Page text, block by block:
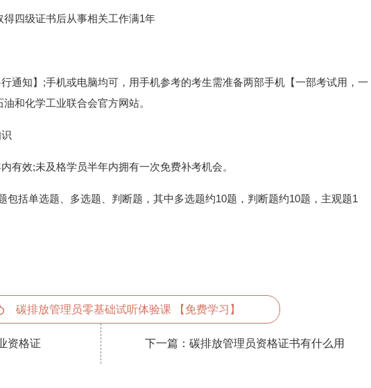
四级证书后从事相关工作满1年
通知】;手机或电脑均可，用手机参考的考生需准备两部手机【一部考试用，一
和化学工业联合会官方网站。
有效;未及格学员半年内拥有一次免费补考机会。
包括单选题、多选题、判断题，其中多选题约10题，判断题约10题，主观题1
碳排放管理员零基础试听体验课 【免费学习】
资格证 下一篇： 碳排放管理员资格证书有什么用